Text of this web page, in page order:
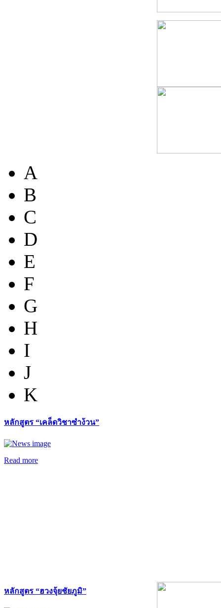
A
B
C
D
E
F
G
H
I
J
K
หลักสูตร “เคล็ดวิชาซำง้วน”
Read more
หลักสูตร “ฮวงจุ้ยชัยภูมิ”